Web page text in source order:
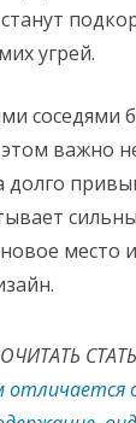
угрей.
соседями
важно
место
отличается